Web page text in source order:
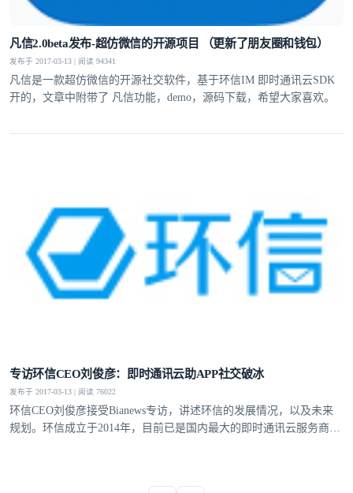
凡信2.0beta发布-超仿微信的开源项目 （更新了朋友圈和钱包）
发布于 2017-03-13 | 阅读 94341
凡信是一款超仿微信的开源社交软件，基于环信IM 即时通讯云SDK
开的，文章中附带了 凡信功能，demo，源码下载，希望大家喜欢。
专访环信CEO刘俊彦：即时通讯云助APP社交破冰
发布于 2017-03-13 | 阅读 76022
环信CEO刘俊彦接受Bianews专访，讲述环信的发展情况，以及未来
规划。环信成立于2014年，目前已是国内最大的即时通讯云服务商，
登录客服云